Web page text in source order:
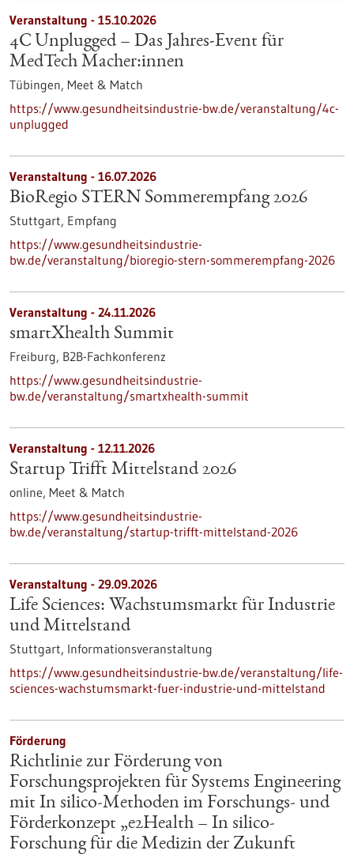
Veranstaltung - 15.10.2026
4C Unplugged – Das Jahres‑Event für
MedTech Macher:innen
Tübingen, Meet & Match
https://www.gesundheitsindustrie-bw.de/veranstaltung/4c-
unplugged
Veranstaltung - 16.07.2026
BioRegio STERN Sommerempfang 2026
Stuttgart, Empfang
https://www.gesundheitsindustrie-
bw.de/veranstaltung/bioregio-stern-sommerempfang-2026
Veranstaltung - 24.11.2026
smartXhealth Summit
Freiburg, B2B-Fachkonferenz
https://www.gesundheitsindustrie-
bw.de/veranstaltung/smartxhealth-summit
Veranstaltung - 12.11.2026
Startup Trifft Mittelstand 2026
online, Meet & Match
https://www.gesundheitsindustrie-
bw.de/veranstaltung/startup-trifft-mittelstand-2026
Veranstaltung - 29.09.2026
Life Sciences: Wachstumsmarkt für Industrie
und Mittelstand
Stuttgart, Informationsveranstaltung
https://www.gesundheitsindustrie-bw.de/veranstaltung/life-
sciences-wachstumsmarkt-fuer-industrie-und-mittelstand
Förderung
Richtlinie zur Förderung von
Forschungsprojekten für Systems Engineering
mit In silico-Methoden im Forschungs- und
Förderkonzept „e2Health – In silico-
Forschung für die Medizin der Zukunft